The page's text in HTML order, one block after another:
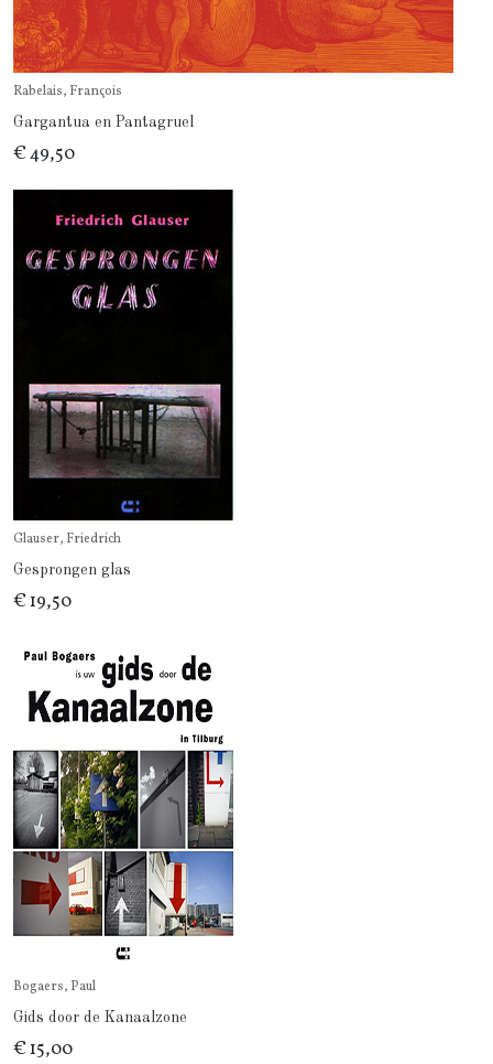
Rabelais, François
Gargantua en Pantagruel
€ 49,50
Glauser, Friedrich
Gesprongen glas
€ 19,50
Bogaers, Paul
Gids door de Kanaalzone
€ 15,00